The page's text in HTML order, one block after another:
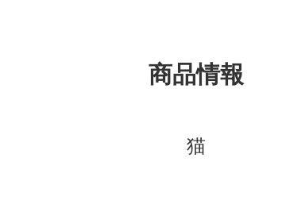
商品情報
猫